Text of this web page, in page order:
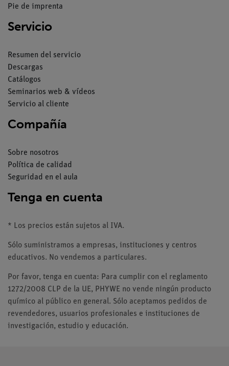
Pie de imprenta
Servicio
Resumen del servicio
Descargas
Catálogos
Seminarios web & vídeos
Servicio al cliente
Compañía
Sobre nosotros
Política de calidad
Seguridad en el aula
Tenga en cuenta
* Los precios están sujetos al IVA.
Sólo suministramos a empresas, instituciones y centros
educativos. No vendemos a particulares.
Por favor, tenga en cuenta: Para cumplir con el reglamento
1272/2008 CLP de la UE, PHYWE no vende ningún producto
químico al público en general. Sólo aceptamos pedidos de
revendedores, usuarios profesionales e instituciones de
investigación, estudio y educación.